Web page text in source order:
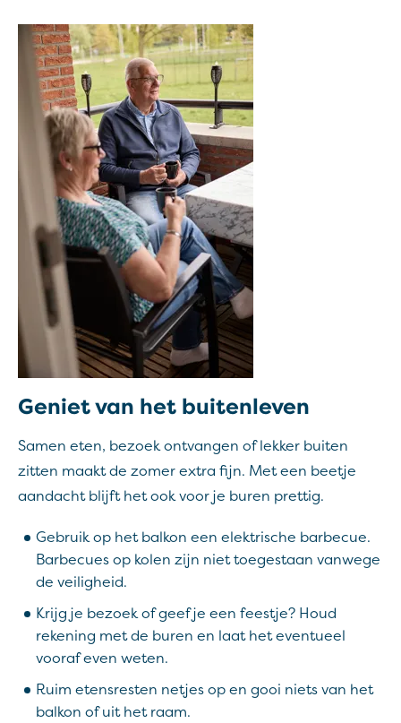
Geniet van het buitenleven
Samen eten, bezoek ontvangen of lekker buiten
zitten maakt de zomer extra fijn. Met een beetje
aandacht blijft het ook voor je buren prettig.
Gebruik op het balkon een elektrische barbecue.
Barbecues op kolen zijn niet toegestaan vanwege
de veiligheid.
Krijg je bezoek of geef je een feestje? Houd
rekening met de buren en laat het eventueel
vooraf even weten.
Ruim etensresten netjes op en gooi niets van het
balkon of uit het raam.